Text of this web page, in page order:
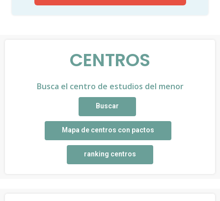
CENTROS
Busca el centro de estudios del menor
Buscar
Mapa de centros con pactos
ranking centros